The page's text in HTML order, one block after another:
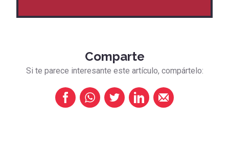
Comparte
Si te parece interesante este artículo, compártelo: